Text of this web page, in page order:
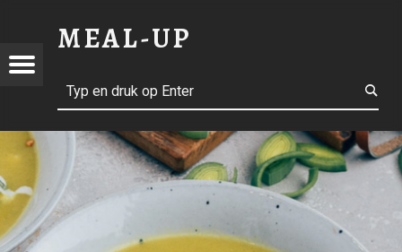
MEAL-UP
Menu